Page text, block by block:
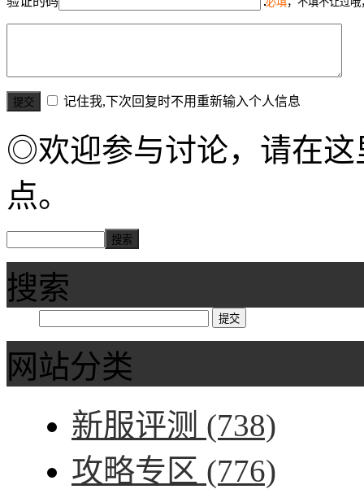
记住我,下次回复时不用重新输入个人信息
◎欢迎参与讨论，请在这
点。
搜索
网站分类
新服评测 (738)
攻略专区 (776)